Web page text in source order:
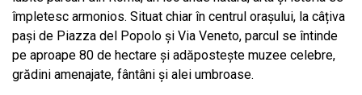
împletesc armonios. Situat chiar în centrul orașului, la câțiva
pași de Piazza del Popolo și Via Veneto, parcul se întinde
pe aproape 80 de hectare și adăpostește muzee celebre,
grădini amenajate, fântâni și alei umbroase.